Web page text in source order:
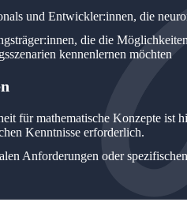
und Entwickler:innen, die
die die
kennenlernen möchten
für mathematische Konzepte ist
Kenntnisse erforderlich.
Anforderungen oder